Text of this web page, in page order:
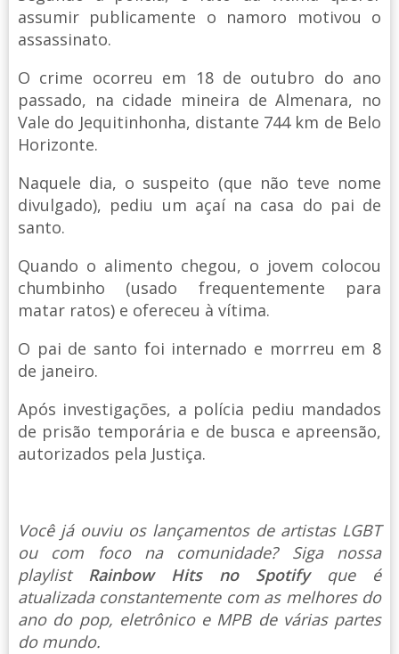
assumir publicamente o namoro motivou o
assassinato.
O crime ocorreu em 18 de outubro do ano
passado, na cidade mineira de Almenara, no
Vale do Jequitinhonha, distante 744 km de Belo
Horizonte.
Naquele dia, o suspeito (que não teve nome
divulgado), pediu um açaí na casa do pai de
santo.
Quando o alimento chegou, o jovem colocou
chumbinho (usado frequentemente para
matar ratos) e ofereceu à vítima.
O pai de santo foi internado e morrreu em 8
de janeiro.
Após investigações, a polícia pediu mandados
de prisão temporária e de busca e apreensão,
autorizados pela Justiça.
Você já ouviu os lançamentos de artistas LGBT
ou com foco na comunidade? Siga nossa
playlist Rainbow Hits no Spotify que é
atualizada constantemente com as melhores do
ano do pop, eletrônico e MPB de várias partes
do mundo.